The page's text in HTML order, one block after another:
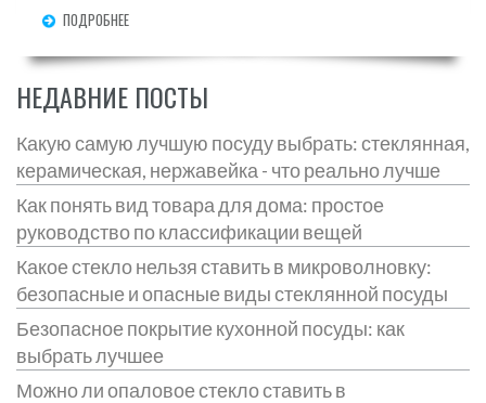
ПОДРОБНЕЕ
НЕДАВНИЕ ПОСТЫ
Какую самую лучшую посуду выбрать: стеклянная,
керамическая, нержавейка - что реально лучше
Как понять вид товара для дома: простое
руководство по классификации вещей
Какое стекло нельзя ставить в микроволновку:
безопасные и опасные виды стеклянной посуды
Безопасное покрытие кухонной посуды: как
выбрать лучшее
Можно ли опаловое стекло ставить в